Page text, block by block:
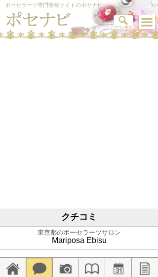
ポーセラーツ専門情報サイトのポセナビ
クチコミ
東京都のポーセラーツサロン
Mariposa Ebisu